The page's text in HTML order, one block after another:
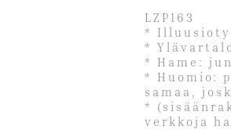
LZP163
*
*
* Hame:
* Huomio:
samaa,
*
verkkoja